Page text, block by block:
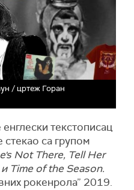
/ цртеж Горан
енглески текстописац
стекао са групом
Not There, Tell Her
Time of the Season.
рокенрола” 2019.